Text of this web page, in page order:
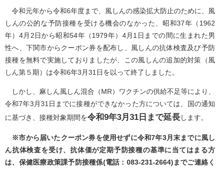
令和元年から令和6年度まで、風しんの感染拡大防止のために、風
しんの公的な予防接種を受ける機会のなかった、昭和37年（1962
年）4月2日から昭和54年（1979年）4月1日までの間に生まれた男
性へ、下関市からクーポン券を配布し、風しんの抗体検査及び予防
接種を無料で実施しておりましたが、この風しんの追加的対策（風
しん第５期）は令和6年3月31日を以って終了しました。
しかし、麻しん風しん混合（MR）ワクチンの供給不足等により、
令和7年3月31日までに接種ができなかった方については、国の通知
に基づき、接種対象期間を令和9年3月31日まで延長します。
※市から届いたクーポン券を使用せずに令和7年3月末までに風し
ん抗体検査を受け、抗体価が定期予防接種の基準に当てはまる方
は、保健医療政策課予防接種係(電話：083-231-2664)までご連絡く